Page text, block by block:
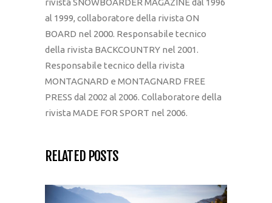
rivista SNOWBOARDER MAGAZINE dal 1996
al 1999, collaboratore della rivista ON
BOARD nel 2000. Responsabile tecnico
della rivista BACKCOUNTRY nel 2001.
Responsabile tecnico della rivista
MONTAGNARD e MONTAGNARD FREE
PRESS dal 2002 al 2006. Collaboratore della
rivista MADE FOR SPORT nel 2006.
RELATED POSTS